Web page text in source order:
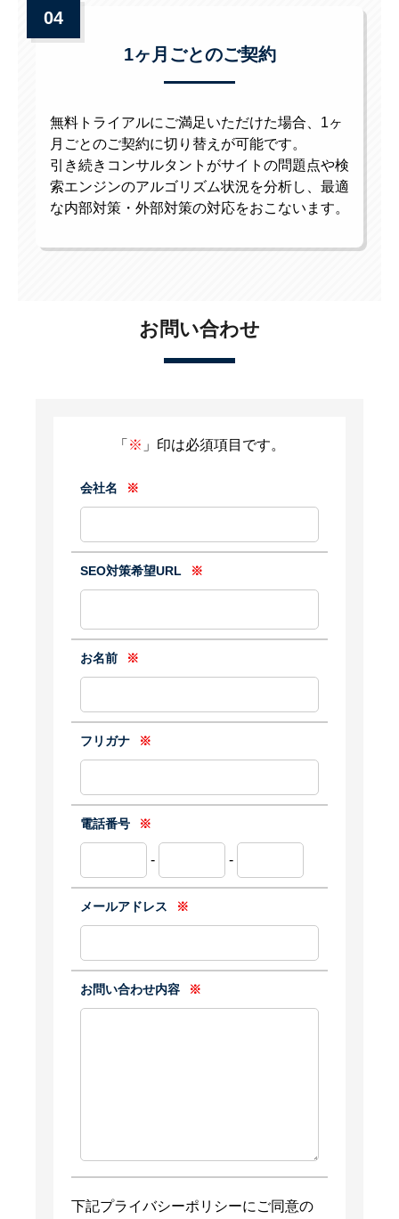
1ヶ月ごとのご契約
無料トライアルにご満足いただけた場合、1ヶ
月ごとのご契約に切り替えが可能です。
引き続きコンサルタントがサイトの問題点や検
索エンジンのアルゴリズム状況を分析し、最適
な内部対策・外部対策の対応をおこないます。
04
お問い合わせ
「 ※ 」印は必須項目です。
会社名 ※
SEO対策希望URL ※
お名前 ※
フリガナ ※
電話番号 ※
- -
メールアドレス ※
お問い合わせ内容 ※
下記プライバシーポリシーにご同意の